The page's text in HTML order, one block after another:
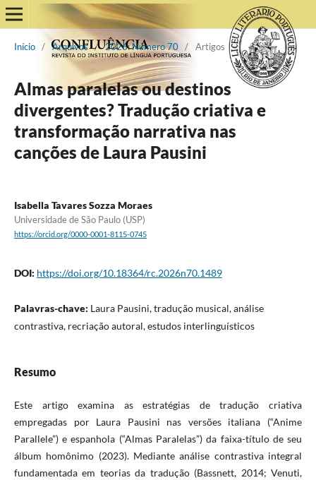
Início / Arquivos / 2026: Número 70 / Artigos
Almas paralelas ou destinos
divergentes? Tradução criativa e
transformação narrativa nas
canções de Laura Pausini
Isabella Tavares Sozza Moraes
Universidade de São Paulo (USP)
https://orcid.org/0000-0001-8115-0745
DOI: https://doi.org/10.18364/rc.2026n70.1489
Palavras-chave: Laura Pausini, tradução musical, análise
contrastiva, recriação autoral, estudos interlinguísticos
Resumo
Este artigo examina as estratégias de tradução criativa
empregadas por Laura Pausini nas versões italiana (“Anime
Parallele”) e espanhola (“Almas Paralelas”) da faixa-título de seu
álbum homônimo (2023). Mediante análise contrastiva integral
fundamentada em teorias da tradução (Bassnett, 2014; Venuti,